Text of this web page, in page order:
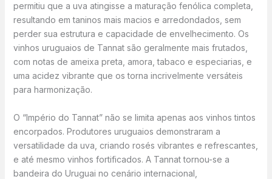
permitiu que a uva atingisse a maturação fenólica completa,
resultando em taninos mais macios e arredondados, sem
perder sua estrutura e capacidade de envelhecimento. Os
vinhos uruguaios de Tannat são geralmente mais frutados,
com notas de ameixa preta, amora, tabaco e especiarias, e
uma acidez vibrante que os torna incrivelmente versáteis
para harmonização.
O “Império do Tannat” não se limita apenas aos vinhos tintos
encorpados. Produtores uruguaios demonstraram a
versatilidade da uva, criando rosés vibrantes e refrescantes,
e até mesmo vinhos fortificados. A Tannat tornou-se a
bandeira do Uruguai no cenário internacional,